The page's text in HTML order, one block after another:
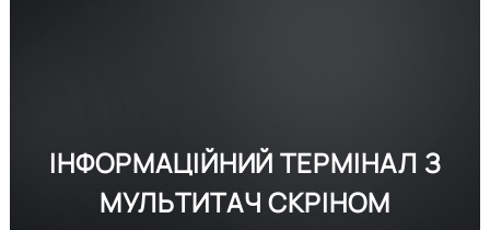
ІНФОРМАЦІЙНИЙ ТЕРМІНАЛ З
МУЛЬТИТАЧ СКРІНОМ